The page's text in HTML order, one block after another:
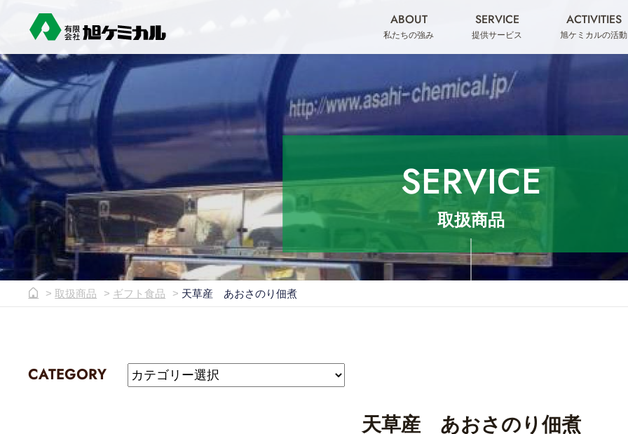
ABOUT
私たちの強み
SERVICE
提供サービス
ACTIVITIES
旭ケミカルの活動
SERVICE
取扱商品
取扱商品 ギフト食品 天草産 あおさのり佃煮
CATEGORY
天草産 あおさのり佃煮